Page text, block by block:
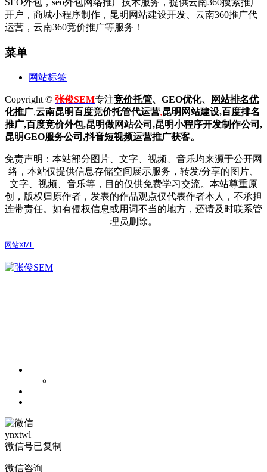
SEO外包，seo外包网络推广技术服务，提供云南360搜索推广
开户，商城小程序制作，昆明网站建设开发、云南360推广代
运营，云南360竞价推广等服务！
菜单
网站标签
Copyright © 张俊SEM专注竞价托管、GEO优化、
网站排名优
化推广,云南昆明百度竞价托管代运营,昆明网站建设,百度排名
推广,百度竞价外包,昆明做网站公司,昆明小程序开发制作公司,
昆明GEO服务公司,抖音短视频运营推广获客。
免责声明：本站部分图片、文字、视频、音乐均来源于公开网
络，本站仅提供信息存储空间展示服务，转发/分享的图片、
文字、视频、音乐等，目的仅供免费学习交流。本站尊重原
创，版权归原作者，发表的作品观点仅代表作者本人，不承担
连带责任。如有侵权信息或用词不当的地方，还请及时联系管
理员删除。
网站XML
ynxtwl
微信号已复制
微信咨询